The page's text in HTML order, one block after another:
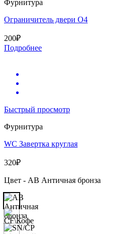
Фурнитура
Ограничитель двери O4
200₽
Подробнее
Быстрый просмотр
Фурнитура
WC Завертка круглая
320₽
Цвет - AB Античная бронза